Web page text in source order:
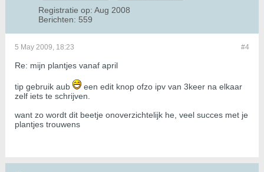
Registratie op: Aug 2008
Berichten: 559
#4
5 May 2009, 18:23
Re: mijn plantjes vanaf april
tip gebruik aub
een edit knop ofzo ipv van 3keer na elkaar
zelf iets te schrijven.
want zo wordt dit beetje onoverzichtelijk he, veel succes met je
plantjes trouwens